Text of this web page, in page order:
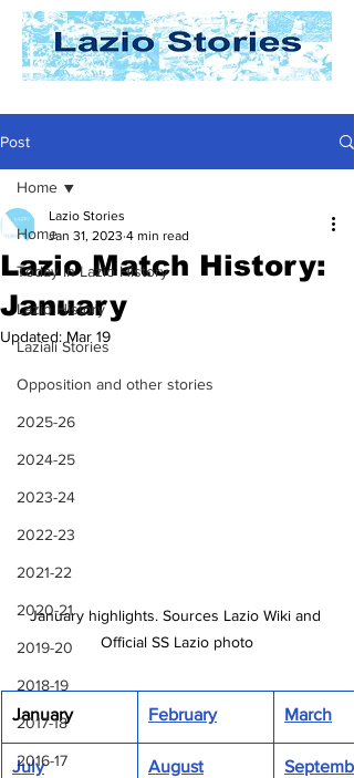
Post
Home
Today In Lazio History
Lazio History
Laziali Stories
Opposition and other stories
2025-26
2024-25
2023-24
2022-23
2021-22
2020-21
2019-20
2018-19
2017-18
2016-17
Home
Lazio Match History:
January
Lazio Stories
Jan 31, 2023 4 min read
Updated: Mar 19
January highlights. Sources Lazio Wiki and
Official SS Lazio photo
January February March
July August